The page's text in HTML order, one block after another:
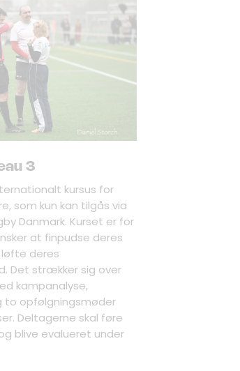
3
kursus for
som kun kan tilgås via
Danmark. Kurset er for
at finpudse deres
deres
Det strækker sig over
kampanalyse,
to opfølgningsmøder
Deltagerne skal føre
blive evalueret under